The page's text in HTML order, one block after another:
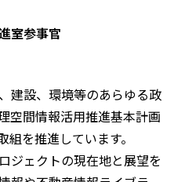
室参事官
建設、環境等のあらゆる政
空間情報活用推進基本計画
組を推進しています。
ジェクトの現在地と展望を